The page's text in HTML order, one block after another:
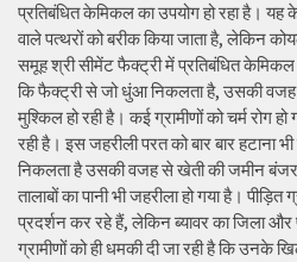
प्रतिबंधित केमिकल का उपयोग हो रहा है।
वाले पत्थरों को बरीक किया जाता है, लेकिन
समूह श्री सीमेंट फैक्ट्री में प्रतिबंधित
कि फैक्ट्री से जो धुंआ निकलता है, उसकी
मुश्किल हो रही है। कई ग्रामीणों को चर्म रोग
रही है। इस जहरीली परत को बार बार हटाना
निकलता है उसकी वजह से खेती की जमीन
तालाबों का पानी भी जहरीला हो गया है।
प्रदर्शन कर रहे हैं, लेकिन ब्यावर का जिला
ग्रामीणों को ही धमकी दी जा रही है कि उनके